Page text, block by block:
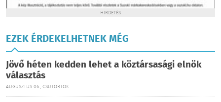
HIRDETÉS
EZEK ÉRDEKELHETNEK MÉG
Jövő héten kedden lehet a köztársasági elnök
választás
AUGUSZTUS 06., CSÜTÖRTÖK